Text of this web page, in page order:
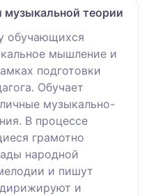
теории
обучающихся
мышление и
подготовки
Обучает
музыкально-
В процессе
грамотно
народной
и пишут
и